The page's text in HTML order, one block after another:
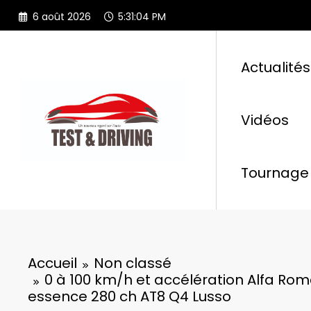
Aller
6 août 2026 5:31:05 PM
Actualités
Vidéos
Accueil
Non classé
0 à 100 km/h et accélération Alfa
essence 280 ch AT8 Q4 Lusso